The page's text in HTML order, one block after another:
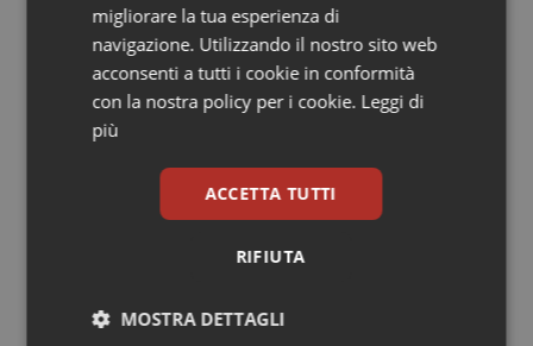
Puglia
Sardegna
Malattie rare
Malattia di Crohn & Rettocolite Ulcerosa
Neuroscienze & patologie neurodegenerative
Leadership Infermieristica 2026: nuovi
modelli di responsabilità e autonomia
clinici ad alte prestazioni
uso protetto
migliorare la tua esperienza di
navigazione. Utilizzando il nostro sito web
acconsenti a tutti i cookie in conformità
con la nostra policy per i cookie. Leggi di
più
ACCETTA TUTTI
RIFIUTA
MOSTRA DETTAGLI